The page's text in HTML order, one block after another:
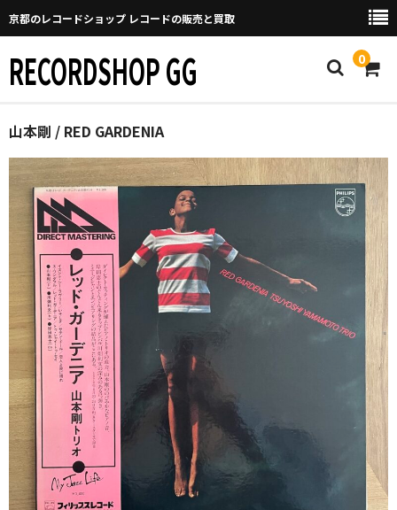
京都のレコードショップ レコードの販売と買取
RECORDSHOP GG 0
Home
マイページ
GGについて
買取について
取り置きなどについて
Categories
New Arrivals
新譜
GG RECORD （当店のレーベル）
全商品
JAZZ-US
山本剛 / RED GARDENIA